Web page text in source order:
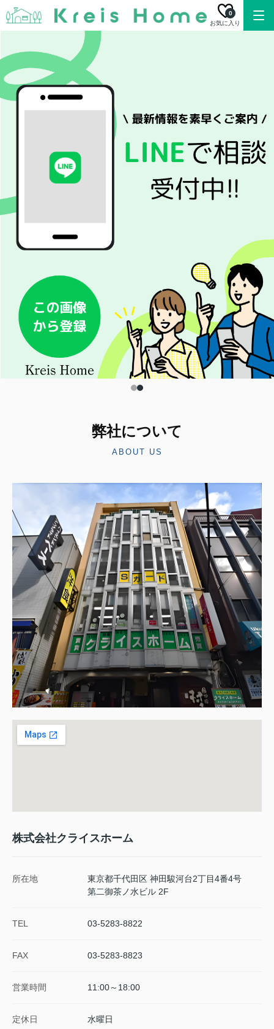
お気に入り
0
弊社について
ABOUT US
株式会社クライスホーム
所在地
東京都千代田区 神田駿河台2丁目4番4号
第二御茶ノ水ビル 2F
TEL 03-5283-8822
FAX 03-5283-8823
営業時間 11:00～18:00
定休日 水曜日